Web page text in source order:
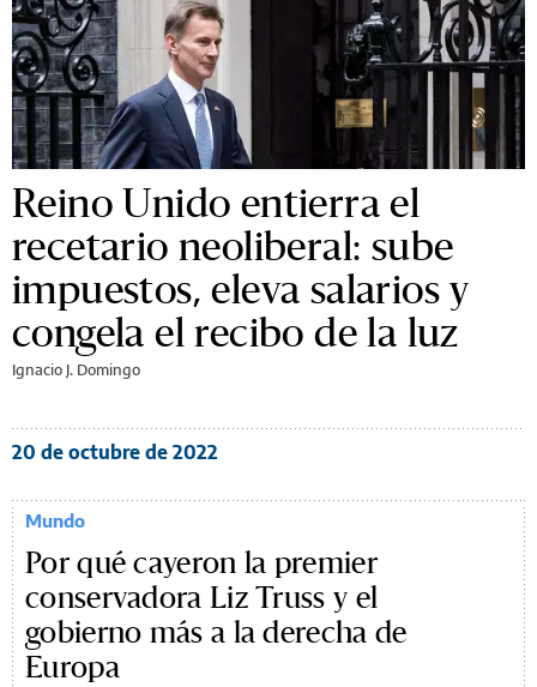
Reino Unido entierra el
recetario neoliberal: sube
impuestos, eleva salarios y
congela el recibo de la luz
Ignacio J. Domingo
20 de octubre de 2022
Mundo
Por qué cayeron la premier
conservadora Liz Truss y el
gobierno más a la derecha de
Europa